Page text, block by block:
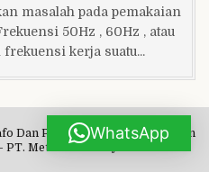
masalah pada pemakaian
50Hz , 60Hz , atau
kerja suatu...
Dan Pusat Penjualan Komponen
Mettakindo Dayakubus
WhatsApp